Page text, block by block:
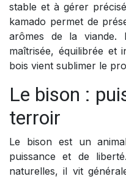
stable et à gérer
kamado permet de
arômes de la viande.
maîtrisée, équilibrée et
bois vient sublimer le
Le bison :
terroir
Le bison est un
puissance et de
naturelles, il vit